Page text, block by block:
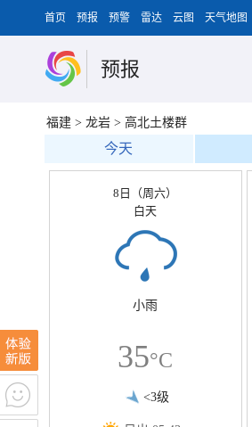
首页 预报 预警 雷达 云图 天气地图
预报
福建 > 龙岩 > 高北土楼群
今天
8日（周六）
白天
小雨
35°C
<3级